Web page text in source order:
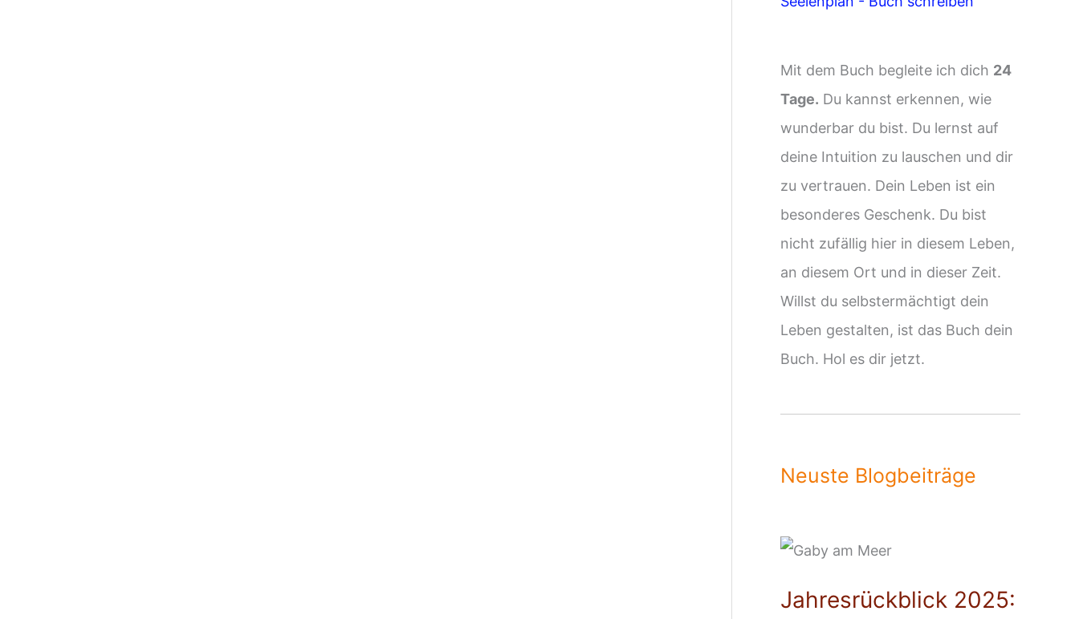
Mit dem Buch begleite ich dich 24
Tage. Du kannst erkennen, wie
wunderbar du bist. Du lernst auf
deine Intuition zu lauschen und dir
zu vertrauen. Dein Leben ist ein
besonderes Geschenk. Du bist
nicht zufällig hier in diesem Leben,
an diesem Ort und in dieser Zeit.
Willst du selbstermächtigt dein
Leben gestalten, ist das Buch dein
Buch. Hol es dir jetzt.
Neuste Blogbeiträge
Jahresrückblick 2025: